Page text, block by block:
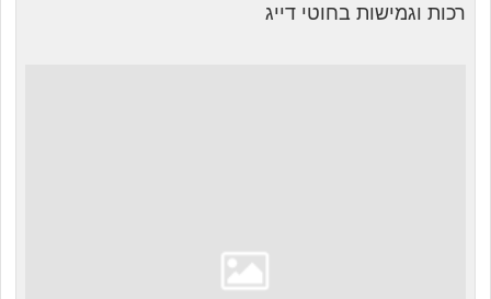
רכות וגמישות בחוטי דייג